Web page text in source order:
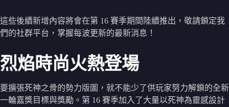
這些後續新增內容將會在第 16 賽季期間陸續推出，敬請鎖定我
們的社群平台，掌握每波更新的最新消息！
烈焰時尚火熱登場
要擴張死神之骨的勢力版圖，就不能少了供玩家努力解鎖的全新
一輪嘉獎目標與獎勵。第 16 賽季加入了大量以死神為靈感設計